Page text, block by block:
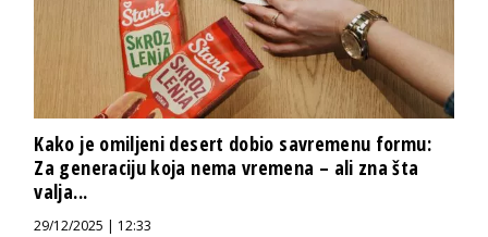
Kako je omiljeni desert dobio savremenu formu:
Za generaciju koja nema vremena – ali zna šta
valja...
29/12/2025 | 12:33